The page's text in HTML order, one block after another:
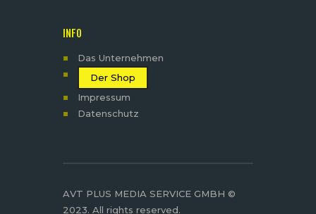
INFO
Das Unternehmen
Der Shop
Impressum
Datenschutz
AVT PLUS MEDIA SERVICE GMBH ©
2023. All rights reserved.